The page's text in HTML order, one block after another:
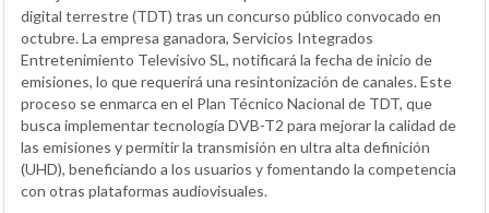
digital terrestre (TDT) tras un concurso público convocado en
octubre. La empresa ganadora, Servicios Integrados
Entretenimiento Televisivo SL, notificará la fecha de inicio de
emisiones, lo que requerirá una resintonización de canales. Este
proceso se enmarca en el Plan Técnico Nacional de TDT, que
busca implementar tecnología DVB-T2 para mejorar la calidad de
las emisiones y permitir la transmisión en ultra alta definición
(UHD), beneficiando a los usuarios y fomentando la competencia
con otras plataformas audiovisuales.